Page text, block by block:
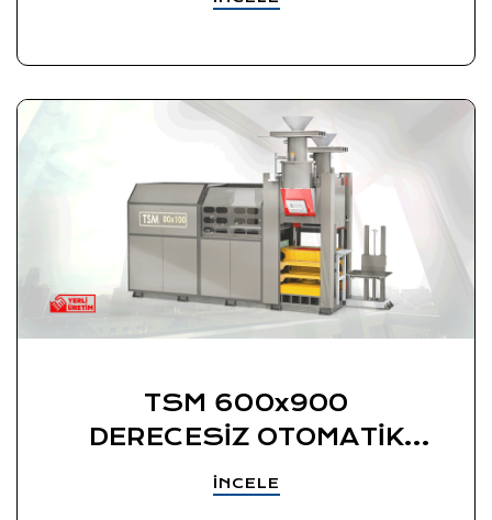
MAKİNESİ
TSM 600x900
DERECESİZ OTOMATİK
YAŞ KUM KALIPLAMA
MAKİNESİ
İNCELE